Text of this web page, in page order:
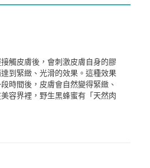
觸皮膚後，會刺激皮膚自身的膠
到緊緻、光滑的效果。這種效果
時間後，皮膚會自然變得緊緻、
容界裡，野生黑蜂蜜有「天然肉